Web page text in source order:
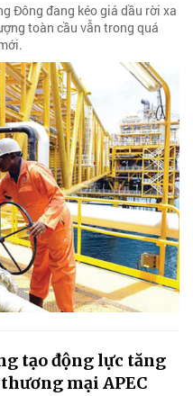
Đông đang kéo giá dầu rời xa
toàn cầu vẫn trong quá
tạo động lực tăng
mại APEC